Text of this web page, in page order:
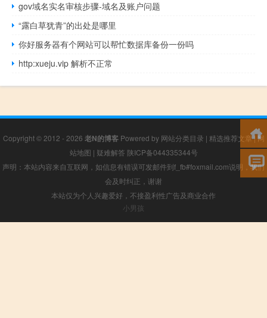
gov域名实名审核步骤-域名及账户问题
“露白草犹青”的出处是哪里
你好服务器有个网站可以帮忙数据库备份一份吗
http:xueju.vip 解析不正常
Copyright © 2012 - 2026 老N的博客Powered by 网站分类目录 | 精选推荐文章|网
站地图 | 疑难解答 陕ICP备044335344号
声明：本站内容来自互联网，如信息有错误可发邮件到f_fb#foxmail.com说明，我们
会及时纠正，谢谢
本站仅为个人兴趣爱好，不接盈利性广告及商业合作
小男孩